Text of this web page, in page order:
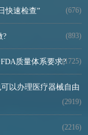
快速检查” (676)
? (893)
质量体系要求?(1725)
以办理医疗器械自由
(2919)
(2216)